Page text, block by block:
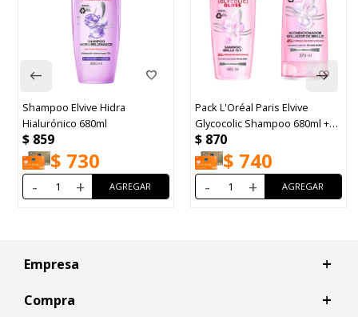
Shampoo Elvive Hidra
Hialurónico 680ml
$ 859
$ 730
- +
Pack L'Oréal Paris Elvive
Glycocolic Shampoo 680ml +
Acondicionador 370ml
$ 870
$ 740
- +
Empresa
Compra